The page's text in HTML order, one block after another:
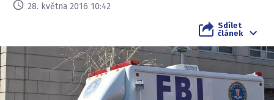
28. května 2016 10:42
Sdílet
článek